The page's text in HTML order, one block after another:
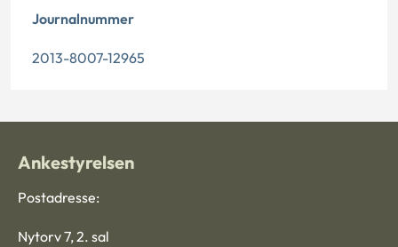
Journalnummer
2013-8007-12965
Ankestyrelsen
Postadresse:
Nytorv 7, 2. sal